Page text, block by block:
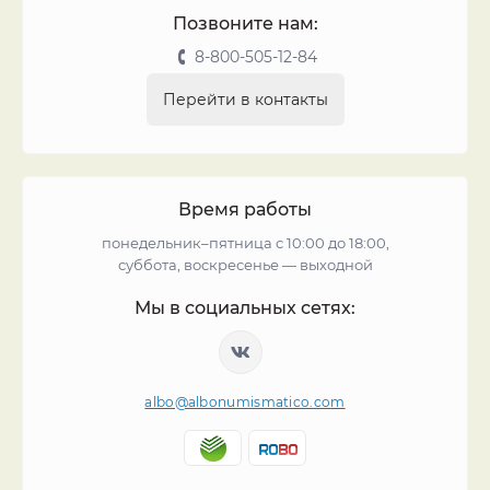
Позвоните нам:
8-800-505-12-84
Перейти в контакты
Время работы
понедельник–пятница с 10:00 до 18:00,
суббота, воскресенье — выходной
Мы в социальных сетях:
albo@albonumismatico.com